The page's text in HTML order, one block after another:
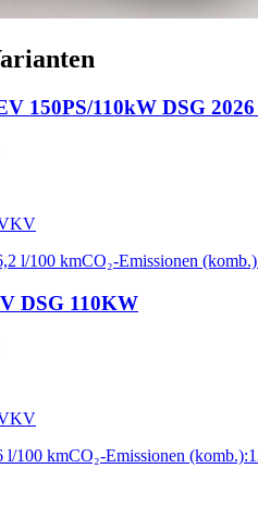
150PS/110kW DSG 2026
l/100 kmCO₂-Emissionen
DSG 110KW
l/100 kmCO₂-Emissionen (komb.):